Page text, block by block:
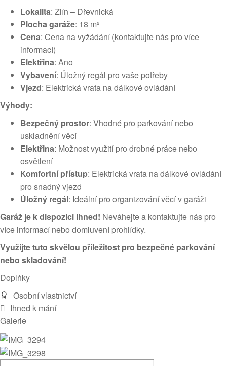
Lokalita: Zlín – Dřevnická
Plocha garáže: 18 m²
Cena: Cena na vyžádání (kontaktujte nás pro více
informací)
Elektřina: Ano
Vybavení: Úložný regál pro vaše potřeby
Vjezd: Elektrická vrata na dálkové ovládání
Výhody:
Bezpečný prostor: Vhodné pro parkování nebo
uskladnění věcí
Elektřina: Možnost využití pro drobné práce nebo
osvětlení
Komfortní přístup: Elektrická vrata na dálkové ovládání
pro snadný vjezd
Úložný regál: Ideální pro organizování věcí v garáži
Garáž je k dispozici ihned! Neváhejte a kontaktujte nás pro
více informací nebo domluvení prohlídky.
Využijte tuto skvělou příležitost pro bezpečné parkování
nebo skladování!
Doplňky
Osobní vlastnictví
Ihned k mání
Galerie